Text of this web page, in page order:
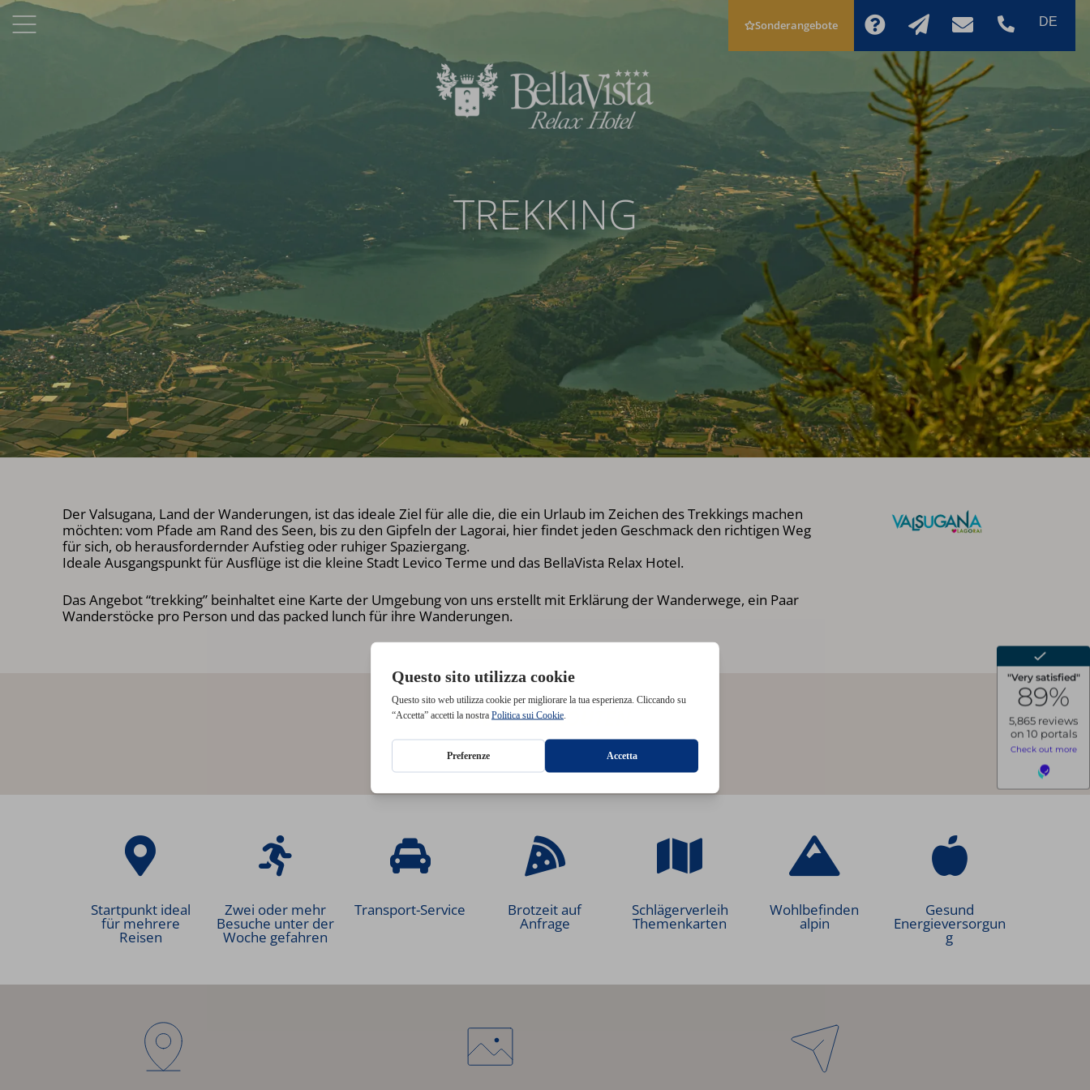
Sonderangebote
SCHNELLANFRAGE
TREKKING
Der Valsugana, Land der Wanderungen, ist das ideale Ziel für alle die, die ein Urlaub im Zeichen des Trekkings machen
möchten: vom Pfade am Rand des Seen, bis zu den Gipfeln der Lagorai, hier findet jeden Geschmack den richtigen Weg
für sich, ob herausfordernder Aufstieg oder ruhiger Spaziergang.
Ideale Ausgangspunkt für Ausflüge ist die kleine Stadt Levico Terme und das BellaVista Relax Hotel.
Das Angebot “trekking” beinhaltet eine Karte der Umgebung von uns erstellt mit Erklärung der Wanderwege, ein Paar
Wanderstöcke pro Person und das packed lunch für ihre Wanderungen.
TREKKINGROUTEN
Startpunkt ideal
für mehrere
Reisen
Zwei oder mehr
Besuche unter der
Woche gefahren
Transport-Service Brotzeit auf
Anfrage
Schlägerverleih
Themenkarten
Wohlbefinden
alpin
Gesund
Energieversorgun
g